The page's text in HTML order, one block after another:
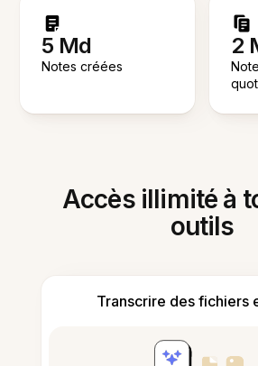
5 Md
Notes créées
2
Accès illimité à
outils
Transcrire des fichiers